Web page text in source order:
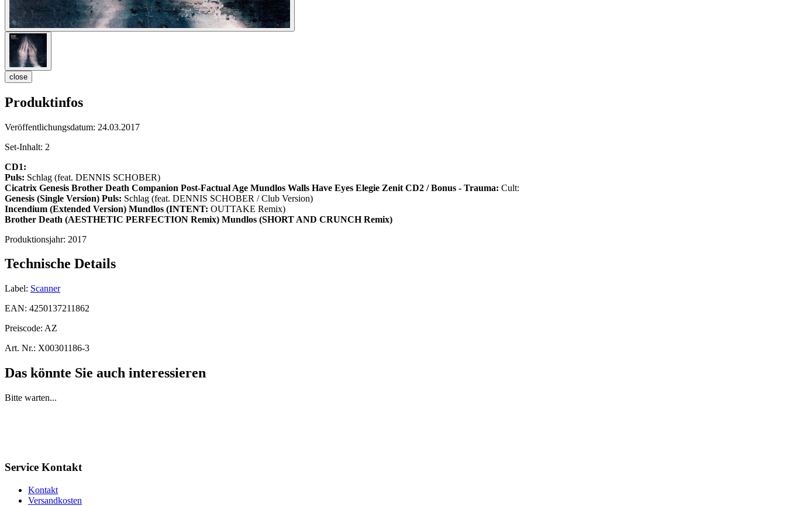
close
Produktinfos
Veröffentlichungsdatum: 24.03.2017
Set-Inhalt: 2
CD1:
Puls: Schlag (feat. DENNIS SCHOBER)
Cicatrix Genesis Brother Death Companion Post-Factual Age Mundlos Walls Have Eyes Elegie Zenit CD2 / Bonus - Trauma: Cult:
Genesis (Single Version) Puls: Schlag (feat. DENNIS SCHOBER / Club Version)
Incendium (Extended Version) Mundlos (INTENT: OUTTAKE Remix)
Brother Death (AESTHETIC PERFECTION Remix) Mundlos (SHORT AND CRUNCH Remix)
Produktionsjahr: 2017
Technische Details
Label: Scanner
EAN: 4250137211862
Preiscode: AZ
Art. Nr.: X00301186-3
Das könnte Sie auch interessieren
Bitte warten...
Service Kontakt
Kontakt
Versandkosten